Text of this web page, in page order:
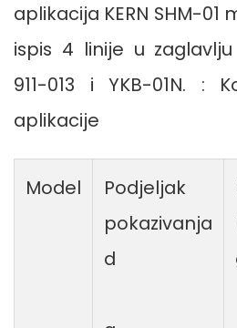
aplikacija KERN SHM-01
ispis 4 linije u
911-013 i YKB-01N. :
aplikacije
Model
Podjeljak
pokazivanja
d